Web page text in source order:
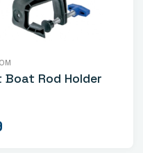
Boat Rod Holder